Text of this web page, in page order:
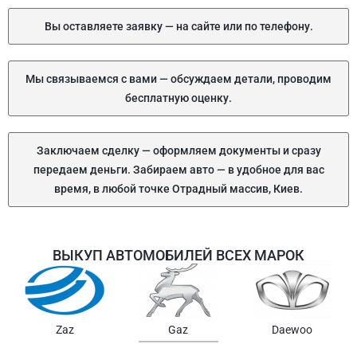
Вы оставляете заявку — на сайте или по телефону.
Мы связываемся с вами — обсуждаем детали, проводим
бесплатную оценку.
Заключаем сделку — оформляем документы и сразу
передаем деньги. Забираем авто — в удобное для вас
время, в любой точке Отрадный массив, Киев.
ВЫКУП АВТОМОБИЛЕЙ ВСЕХ МАРОК
Samsung Chrysler Gmc